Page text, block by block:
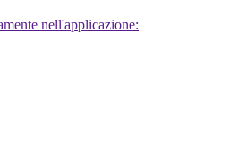
nell'applicazione: